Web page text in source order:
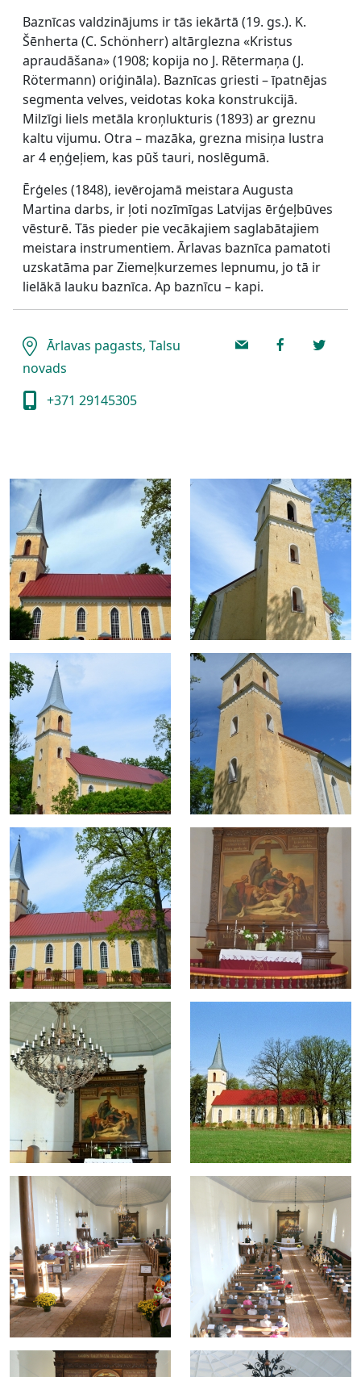
Baznīcas valdzinājums ir tās iekārtā (19. gs.). K.
Šēnherta (C. Schönherr) altārglezna «Kristus
apraudāšana» (1908; kopija no J. Rētermaņa (J.
Rötermann) oriģināla). Baznīcas griesti – īpatnējas
segmenta velves, veidotas koka konstrukcijā.
Milzīgi liels metāla kroņlukturis (1893) ar greznu
kaltu vijumu. Otra – mazāka, grezna misiņa lustra
ar 4 eņģeļiem, kas pūš tauri, noslēgumā.
Ērģeles (1848), ievērojamā meistara Augusta
Martina darbs, ir ļoti nozīmīgas Latvijas ērģeļbūves
vēsturē. Tās pieder pie vecākajiem saglabātajiem
meistara instrumentiem. Ārlavas baznīca pamatoti
uzskatāma par Ziemeļkurzemes lepnumu, jo tā ir
lielākā lauku baznīca. Ap baznīcu – kapi.
Ārlavas pagasts, Talsu
novads
+371 29145305